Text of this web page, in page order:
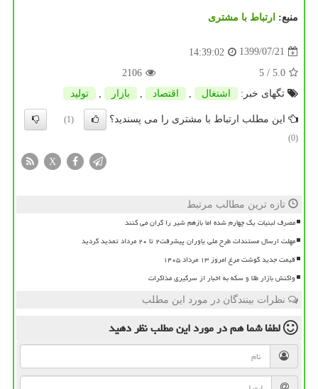
منبع: ارتباط با مشتری
1399/07/21
14:39:02
5.0
/ 5
2106
تگهای خبر:
اشتغال اقتصاد بازار تولید
این مطلب ارتباط با مشتری را می پسندید؟
(1)
(0)
X
تازه ترین مطالب مرتبط
مصرف لبنیات یک چهارم شده اما بازهم شیر را گران می کنند
مهلت ارسال مستندات طرح ملی یاوران پیشرفت۲ تا ۲۰ مرداد تمدید گردید
قیمت جدید گوشت مرغ امروز ۱۳ مرداد ۱۴۰۵
واکنش بازار طلا و سکه به اخبار از سرگیری مذاکرات
نظرات بینندگان در مورد این مطلب
لطفا شما همدر مورد این مطلبنظر دهید